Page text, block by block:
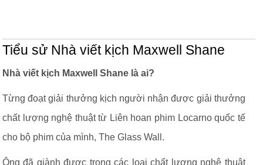
Tiểu sử Nhà viết kịch Maxwell Shane
Nhà viết kịch Maxwell Shane là ai?
Từng đoạt giải thưởng kịch người nhận được giải thưởng
chất lượng nghệ thuật từ Liên hoan phim Locarno quốc tế
cho bộ phim của mình, The Glass Wall.
Ông đã giành được trong các loại chất lượng nghệ thuật